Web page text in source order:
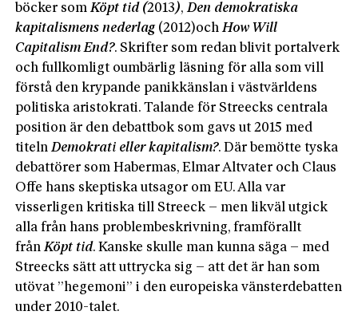
böcker somKöpt tid (2013),Den demokratiska
kapitalismens nederlag(2012)ochHow Will
Capitalism End?. Skrifter som redan blivit portalverk
och fullkomligt oumbärlig läsning för alla som vill
förstå den krypande panikkänslan i västvärldens
politiska aristokrati. Talande för Streecks centrala
position är den debattbok som gavs ut 2015 med
titelnDemokrati eller kapitalism?. Där bemötte tyska
debattörer som Habermas, Elmar Altvater och Claus
Offe hans skeptiska utsagor om EU. Alla var
visserligen kritiska till Streeck – men likväl utgick
alla från hans problembeskrivning, framförallt
frånKöpt tid. Kanske skulle man kunna säga – med
Streecks sätt att uttrycka sig – att det är han som
utövat ”hegemoni” i den europeiska vänsterdebatten
under 2010-talet.